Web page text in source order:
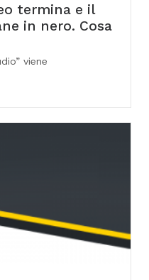
termina e il
in nero. Cosa
viene